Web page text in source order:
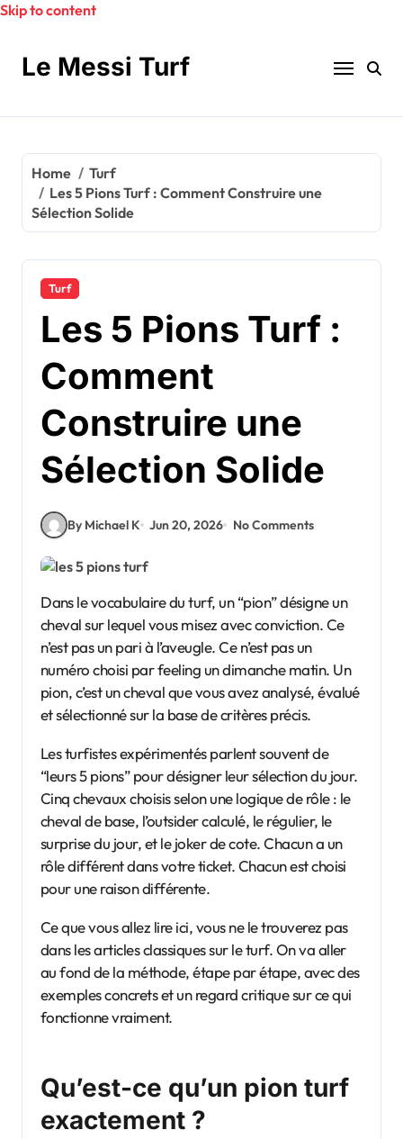
Skip to content
Le Messi Turf
Home
Turf
Les 5 Pions Turf : Comment Construire une
Sélection Solide
Turf
Les 5 Pions Turf :
Comment
Construire une
Sélection Solide
By Michael K Jun 20, 2026 No Comments
Dans le vocabulaire du turf, un “pion” désigne un
cheval sur lequel vous misez avec conviction. Ce
n’est pas un pari à l’aveugle. Ce n’est pas un
numéro choisi par feeling un dimanche matin. Un
pion, c’est un cheval que vous avez analysé, évalué
et sélectionné sur la base de critères précis.
Les turfistes expérimentés parlent souvent de
“leurs 5 pions” pour désigner leur sélection du jour.
Cinq chevaux choisis selon une logique de rôle : le
cheval de base, l’outsider calculé, le régulier, le
surprise du jour, et le joker de cote. Chacun a un
rôle différent dans votre ticket. Chacun est choisi
pour une raison différente.
Ce que vous allez lire ici, vous ne le trouverez pas
dans les articles classiques sur le turf. On va aller
au fond de la méthode, étape par étape, avec des
exemples concrets et un regard critique sur ce qui
fonctionne vraiment.
Qu’est-ce qu’un pion turf
exactement ?